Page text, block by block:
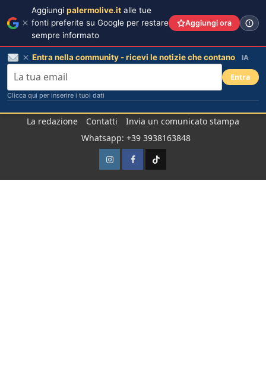
La redazione Contatti
Invia un comunicato stampa
Whatsapp: +39 3938163848
InstagramFacebook
TikTok
Aggiungi palermolive.it alle tue
fonti preferite su Google per restare
sempre informato
Aggiungi ora
Entra nella community - ricevi le notizie che contano IA
Entra
Clicca qui per inserire i tuoi dati